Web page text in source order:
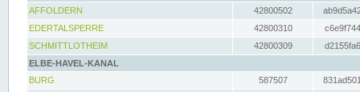
AFFOLDERN
42800502
EDERTALSPERRE
42800310
SCHMITTLOTHEIM
42800309
ELBE-HAVEL-KANAL
BURG
587507